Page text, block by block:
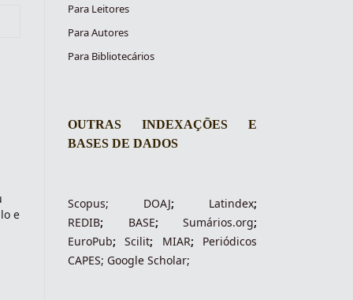
e
Para Leitores
Para Autores
Para Bibliotecários
OUTRAS INDEXAÇÕES E
BASES DE DADOS
Scopus; DOAJ; Latindex;
REDIB; BASE; Sumários.org;
EuroPub; Scilit; MIAR; Periódicos
CAPES; Google Scholar;